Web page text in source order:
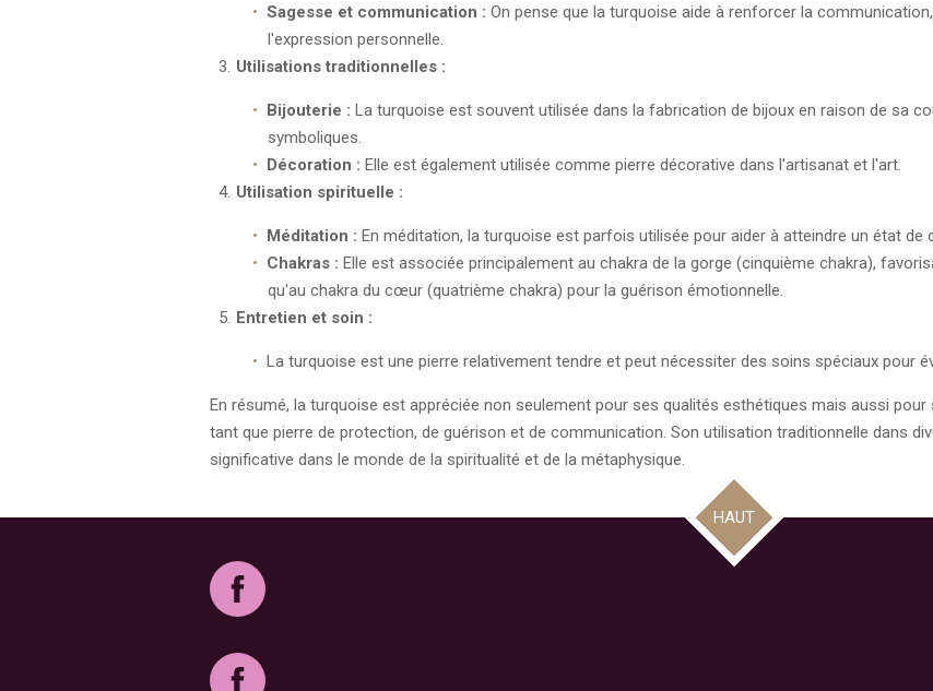
Sagesse et communication : On pense que la turquoise aide à renforcer la
l'expression personnelle.
Utilisations traditionnelles :
Bijouterie : La turquoise est souvent utilisée dans la fabrication de bijoux en raison de sa
symboliques.
Décoration : Elle est également utilisée comme pierre décorative dans l'artisanat et l'art.
Utilisation spirituelle :
Méditation : En méditation, la turquoise est parfois utilisée pour aider à atteindre un état de
Chakras : Elle est associée principalement au chakra de la gorge (cinquième chakra),
qu'au chakra du cœur (quatrième chakra) pour la guérison émotionnelle.
Entretien et soin :
La turquoise est une pierre relativement tendre et peut nécessiter des soins spéciaux pour
En résumé, la turquoise est appréciée non seulement pour ses qualités esthétiques mais aussi
tant que pierre de protection, de guérison et de communication. Son utilisation traditionnelle dans
significative dans le monde de la spiritualité et de la métaphysique.
HAUT